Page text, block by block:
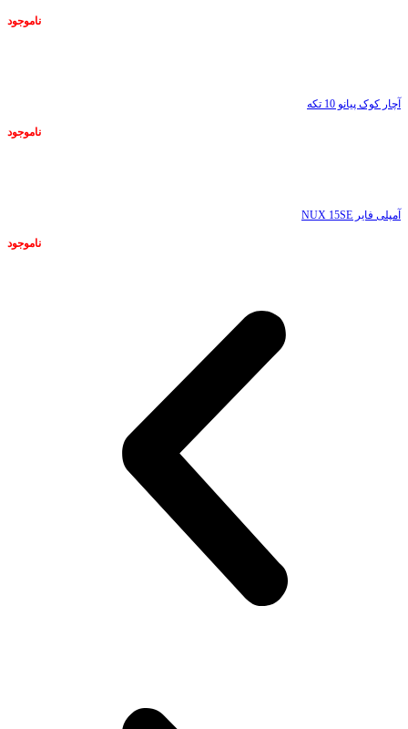
ناموجود
آچار کوک پیانو 10 تکه
ناموجود
آمپلی فایر NUX 15SE
ناموجود